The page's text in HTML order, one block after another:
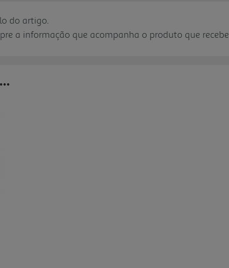
do artigo.
a informação que acompanha o produto que recebe.